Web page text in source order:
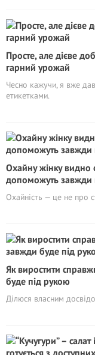
Просте, але дієве
гарний урожай
Чесно кажучи, я вже
етикетками.
Охайну жінку видно
допоможуть завжди
Охайність — це не про
Як виростити
буде під рукою
Ділюся власним